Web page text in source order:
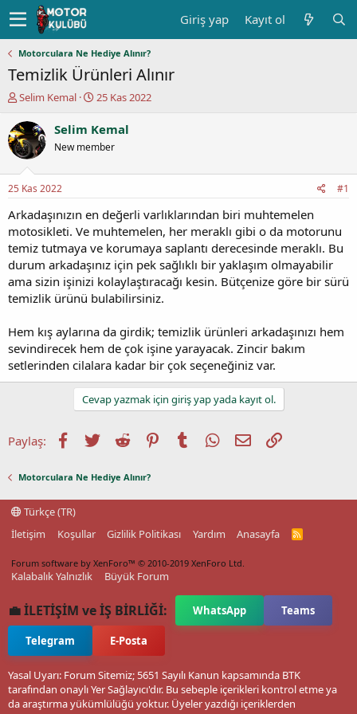
Giriş yap Kayıt ol
Motorculara Ne Hediye Alınır?
Temizlik Ürünleri Alınır
K
n
u
y
b
a
ş
a
t
a
n
Selim Kemal
B
ş
a
ç
a
r
i
h
i
25 Kas 2022
Selim Kemal
New member
25 Kas 2022 #1
Arkadaşınızın en değerli varlıklarından biri muhtemelen
motosikleti. Ve muhtemelen, her meraklı gibi o da motorunu
temiz tutmaya ve korumaya saplantı derecesinde meraklı. Bu
durum arkadaşınız için pek sağlıklı bir yaklaşım olmayabilir
ama sizin işinizi kolaylaştıracağı kesin. Bütçenize göre bir sürü
temizlik ürünü bulabilirsiniz.
Hem kış aylarına da girdik; temizlik ürünleri arkadaşınızı hem
sevindirecek hem de çok işine yarayacak. Zincir bakım
setlerinden cilalara kadar bir çok seçeneğiniz var.
Cevap yazmak için giriş yap yada kayıt ol.
Paylaş: Facebook
TwitterReddit PinterestTumblrWhatsApp
E-postaLink
Motorculara Ne Hediye Alınır?
Türkçe (TR)
İletişim
Koşullar Gizlilik Politikası Yardım Anasayfa
R
Forum software by XenForo™ © 2010-2019 XenForo Ltd.
Kalabalık Yalnızlık Büyük Forum
💼 İLETİŞİM ve İŞ BİRLİĞİ: WhatsApp Teams
Telegram E-Posta
Yasal Uyarı: Forum Sitemiz; 5651 Sayılı Kanun kapsamında BTK
tarafından onaylı Yer Sağlayıcı'dır. Bu sebeple içerikleri kontrol etme ya
da araştırma yükümlülüğü yoktur. Üyeler yazdığı içeriklerden